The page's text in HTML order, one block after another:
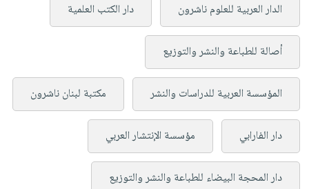
الدار العربية للعلوم ناشرون دار الكتب العلمية
أصالة للطباعة والنشر والتوزيع
المؤسسة العربية للدراسات والنشر مكتبة لبنان ناشرون
دار الفارابي مؤسسة الإنتشار العربي
دار المحجة البيضاء للطباعة والنشر والتوزيع